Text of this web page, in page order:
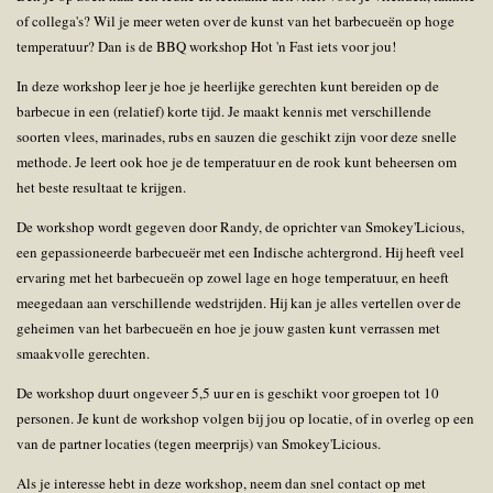
of collega's? Wil je meer weten over de kunst van het barbecueën op hoge
temperatuur? Dan is de BBQ workshop Hot 'n Fast iets voor jou!
In deze workshop leer je hoe je heerlijke gerechten kunt bereiden op de
barbecue in een (relatief) korte tijd. Je maakt kennis met verschillende
soorten vlees, marinades, rubs en sauzen die geschikt zijn voor deze snelle
methode. Je leert ook hoe je de temperatuur en de rook kunt beheersen om
het beste resultaat te krijgen.
De workshop wordt gegeven door Randy, de oprichter van Smokey'Licious,
een gepassioneerde barbecueër met een Indische achtergrond. Hij heeft veel
ervaring met het barbecueën op zowel lage en hoge temperatuur, en heeft
meegedaan aan verschillende wedstrijden. Hij kan je alles vertellen over de
geheimen van het barbecueën en hoe je jouw gasten kunt verrassen met
smaakvolle gerechten.
De workshop duurt ongeveer 5,5 uur en is geschikt voor groepen tot 10
personen. Je kunt de workshop volgen bij jou op locatie, of in overleg op een
van de partner locaties (tegen meerprijs) van Smokey'Licious.
Als je interesse hebt in deze workshop, neem dan snel contact op met